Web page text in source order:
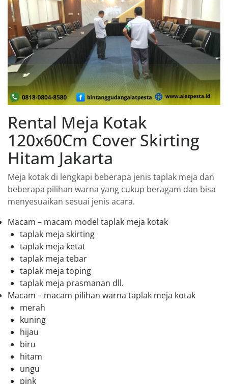
Rental Meja Kotak
120x60Cm Cover Skirting
Hitam Jakarta
Meja kotak di lengkapi beberapa jenis taplak meja dan
beberapa pilihan warna yang cukup beragam dan bisa
menyesuaikan sesuai jenis acara.
Macam – macam model taplak meja kotak
taplak meja skirting
taplak meja ketat
taplak meja tebar
taplak meja toping
taplak meja prasmanan dll.
Macam – macam pilihan warna taplak meja kotak
merah
kuning
hijau
biru
hitam
ungu
pink